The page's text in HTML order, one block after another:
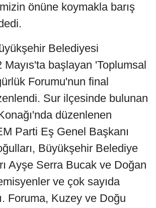
önüne koymakla barış
Belediyesi
Mayıs'ta başlayan 'Toplumsal
Forumu'nun final
Sur ilçesinde bulunan
düzenlenen
Parti Eş Genel Başkanı
Büyükşehir Belediye
Ayşe Serra Bucak ve Doğan
ve çok sayıda
Foruma, Kuzey ve Doğu